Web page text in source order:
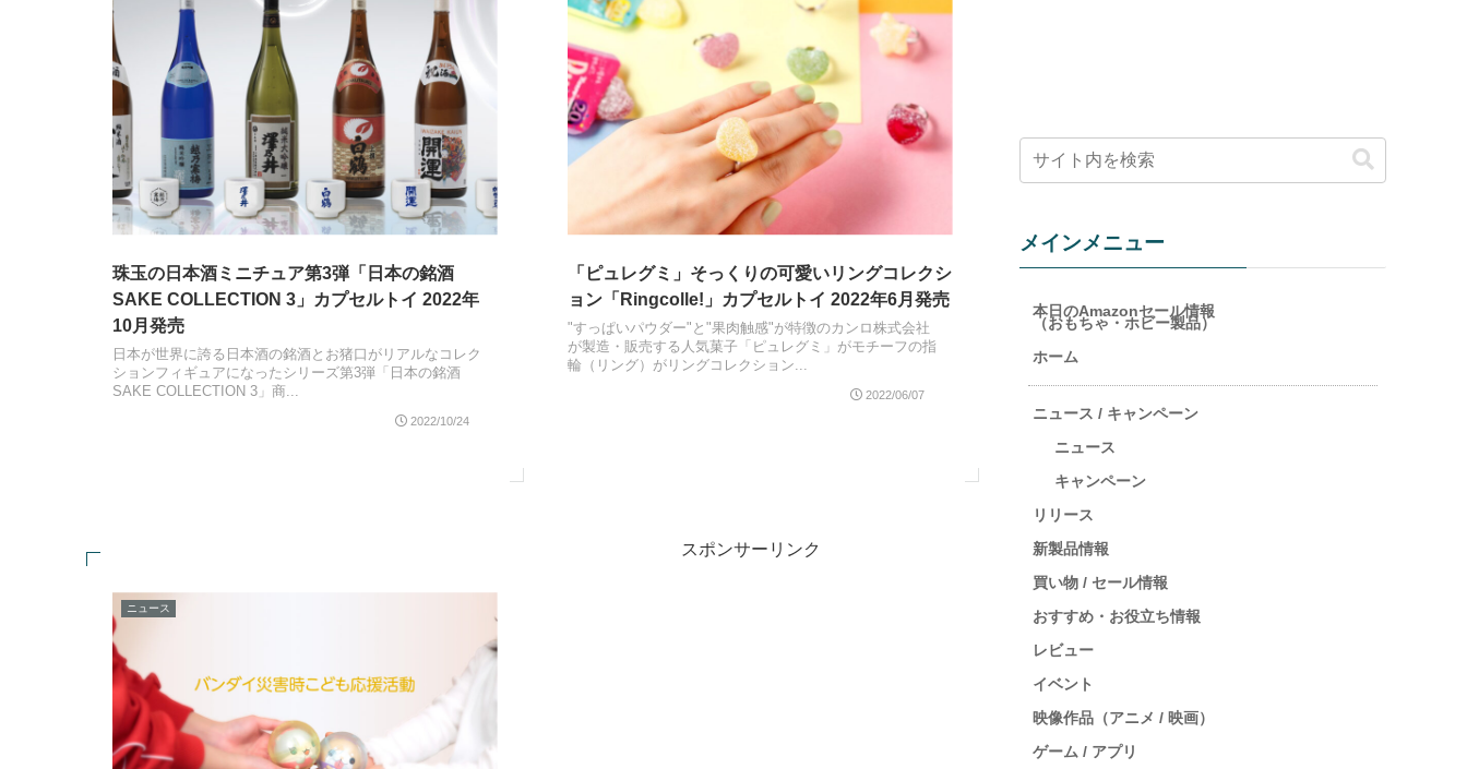
珠玉の日本酒ミニチュア第3弾「日本の銘酒
SAKE COLLECTION 3」カプセルトイ 2022年
10月発売
日本が世界に誇る日本酒の銘酒とお猪口がリアルなコレク
ションフィギュアになったシリーズ第3弾「日本の銘酒
SAKE COLLECTION 3」商...
2022/10/24
「ピュレグミ」そっくりの可愛いリングコレクシ
ョン「Ringcolle!」カプセルトイ 2022年6月発売
"すっぱいパウダー"と"果肉触感"が特徴のカンロ株式会社
が製造・販売する人気菓子「ピュレグミ」がモチーフの指
輪（リング）がリングコレクション...
2022/06/07
ニュース
スポンサーリンク
メインメニュー
本日のAmazonセール情報
（おもちゃ・ホビー製品）
ホーム
ニュース / キャンペーン
ニュース
キャンペーン
リリース
新製品情報
買い物 / セール情報
おすすめ・お役立ち情報
レビュー
イベント
映像作品（アニメ / 映画）
ゲーム / アプリ